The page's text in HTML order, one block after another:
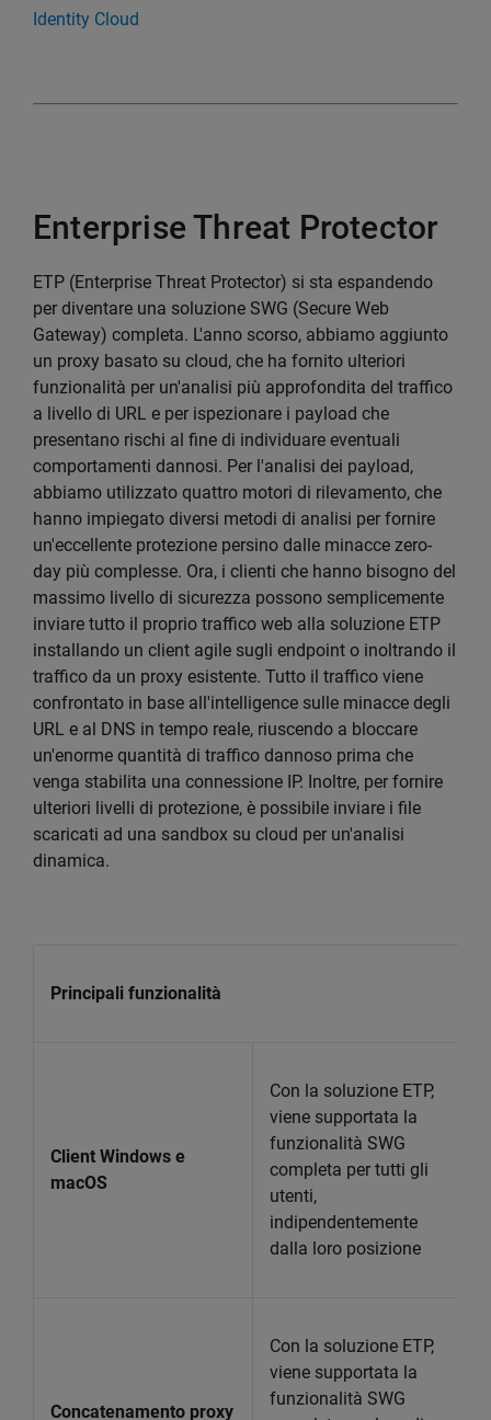
Identity Cloud
Enterprise Threat Protector
ETP (Enterprise Threat Protector) si sta espandendo
per diventare una soluzione SWG (Secure Web
Gateway) completa. L'anno scorso, abbiamo aggiunto
un proxy basato su cloud, che ha fornito ulteriori
funzionalità per un'analisi più approfondita del traffico
a livello di URL e per ispezionare i payload che
presentano rischi al fine di individuare eventuali
comportamenti dannosi. Per l'analisi dei payload,
abbiamo utilizzato quattro motori di rilevamento, che
hanno impiegato diversi metodi di analisi per fornire
un'eccellente protezione persino dalle minacce zero-
day più complesse. Ora, i clienti che hanno bisogno del
massimo livello di sicurezza possono semplicemente
inviare tutto il proprio traffico web alla soluzione ETP
installando un client agile sugli endpoint o inoltrando il
traffico da un proxy esistente. Tutto il traffico viene
confrontato in base all'intelligence sulle minacce degli
URL e al DNS in tempo reale, riuscendo a bloccare
un'enorme quantità di traffico dannoso prima che
venga stabilita una connessione IP. Inoltre, per fornire
ulteriori livelli di protezione, è possibile inviare i file
scaricati ad una sandbox su cloud per un'analisi
dinamica.
Principali funzionalità
Client Windows e
macOS
Con la soluzione ETP,
viene supportata la
funzionalità SWG
completa per tutti gli
utenti,
indipendentemente
dalla loro posizione
Concatenamento proxy
Con la soluzione ETP,
viene supportata la
funzionalità SWG